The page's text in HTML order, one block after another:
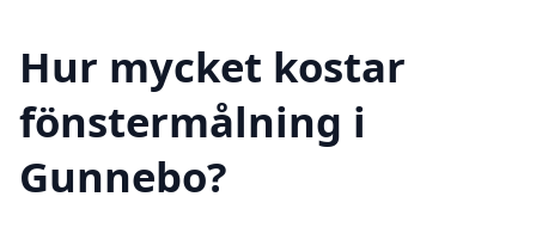
Hur mycket kostar
fönstermålning i
Gunnebo?